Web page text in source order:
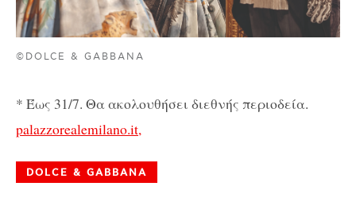
©DOLCE & GABBANA
* Έως 31/7. Θα ακολουθήσει διεθνής περιοδεία.
palazzorealemilano.it,
DOLCE & GABBANA